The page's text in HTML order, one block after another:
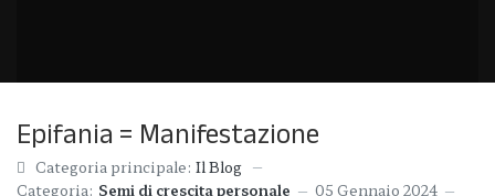
Epifania = Manifestazione
Categoria principale: Il Blog
Categoria: Semi di crescita personale
05 Gennaio 2024